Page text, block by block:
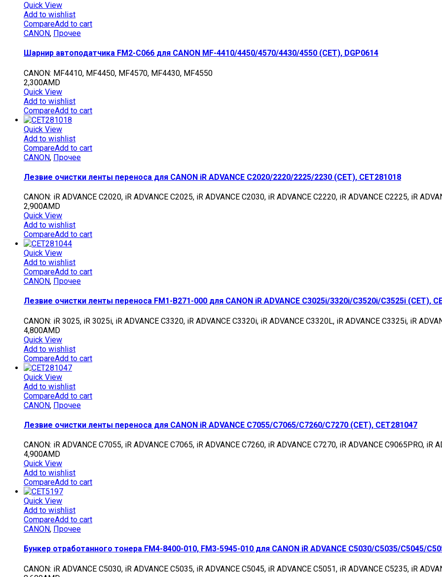
Quick View
Add to wishlist
CompareAdd to cart
CANON, Прочее
Шарнир автоподатчика FM2-C066 для CANON MF-4410/4450/4570/4430/4550 (CET), DGP0614
CANON: MF4410, MF4450, MF4570, MF4430, MF4550
2,300AMD
Quick View
Add to wishlist
CompareAdd to cart
Quick View
Add to wishlist
CompareAdd to cart
CANON, Прочее
Лезвие очистки ленты переноса для CANON iR ADVANCE C2020/2220/2225/2230 (CET), CET281018
CANON: iR ADVANCE C2020, iR ADVANCE C2025, iR ADVANCE C2030, iR ADVANCE C2220, iR ADVANCE C2225, iR
2,900AMD
Quick View
Add to wishlist
CompareAdd to cart
Quick View
Add to wishlist
CompareAdd to cart
CANON, Прочее
Лезвие очистки ленты переноса FM1-B271-000 для CANON iR ADVANCE C3025i/3320i/C3520i/C3525i (CET),
CANON: iR 3025, iR 3025i, iR ADVANCE C3320, iR ADVANCE C3320i, iR ADVANCE C3320L, iR ADVANCE C3325i, iR
4,800AMD
Quick View
Add to wishlist
CompareAdd to cart
Quick View
Add to wishlist
CompareAdd to cart
CANON, Прочее
Лезвие очистки ленты переноса для CANON iR ADVANCE C7055/C7065/C7260/C7270 (CET), CET281047
CANON: iR ADVANCE C7055, iR ADVANCE C7065, iR ADVANCE C7260, iR ADVANCE C7270, iR ADVANCE C9065PRO, iR
4,900AMD
Quick View
Add to wishlist
CompareAdd to cart
Quick View
Add to wishlist
CompareAdd to cart
CANON, Прочее
Бункер отработанного тонера FM4-8400-010, FM3-5945-010 для CANON iR ADVANCE C5030/C5035/C5045/
CANON: iR ADVANCE C5030, iR ADVANCE C5035, iR ADVANCE C5045, iR ADVANCE C5051, iR ADVANCE C5235, iR